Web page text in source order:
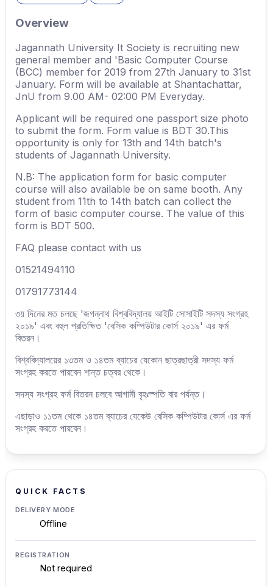
Overview
Jagannath University It Society is recruiting new
general member and 'Basic Computer Course
(BCC) member for 2019 from 27th January to 31st
January. Form will be available at Shantachattar,
JnU from 9.00 AM- 02:00 PM Everyday.
Applicant will be required one passport size photo
to submit the form. Form value is BDT 30.This
opportunity is only for 13th and 14th batch's
students of Jagannath University.
N.B: The application form for basic computer
course will also available be on same booth. Any
student from 11th to 14th batch can collect the
form of basic computer course. The value of this
form is BDT 500.
FAQ please contact with us
01521494110
01791773144
৩য় দিনের মত চলছে 'জগন্নাথ বিশ্ববিদ্যালয় আইটি সোসাইটি সদস্য সংগ্রহ
২০১৯' এবং বহুল প্রতিক্ষিত 'বেসিক কম্পিউটার কোর্স ২০১৯' এর ফর্ম
বিতরন।
বিশ্ববিদ্যালয়ের ১৩তম ও ১৪তম ব্যাচের যেকোন ছাত্রছাত্রী সদস্য ফর্ম
সংগ্রহ করতে পারবেন শান্ত চত্বর থেকে।
সদস্য সংগ্রহ ফর্ম বিতরন চলবে আগামী বৃহঃস্পতি বার পর্যন্ত।
এছাড়াও ১১তম থেকে ১৪তম ব্যাচের যেকেউ বেসিক কম্পিউটার কোর্স এর ফর্ম
সংগ্রহ করতে পারবেন।
QUICK FACTS
DELIVERY MODE
Offline
REGISTRATION
Not required